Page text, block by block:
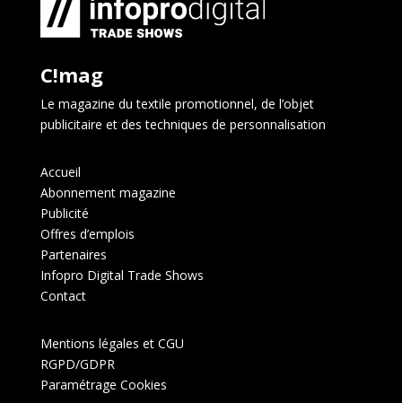
C!mag
Le magazine du textile promotionnel, de l’objet
publicitaire et des techniques de personnalisation
Accueil
Abonnement magazine
Publicité
Offres d’emplois
Partenaires
Infopro Digital Trade Shows
Contact
Mentions légales et CGU
RGPD/GDPR
Paramétrage Cookies